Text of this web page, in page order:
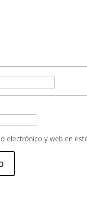
electrónico y web en